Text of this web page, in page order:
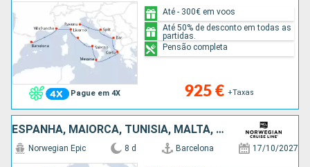
Pague em 4X 925 € +Taxas
Até - 300€ em voos
Até 50% de desconto em todas as
partidas.
Pensão completa
ESPANHA, MAIORCA, TUNÍSIA, MALTA, ITÁLIA
Norwegian Epic 8 d Barcelona 17/10/2027